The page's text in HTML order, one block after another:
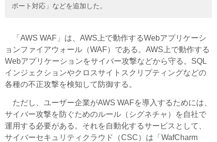
ポート対応」などを追加した。
「AWS WAF」は、AWS上で動作するWebアプリケーシ
ョンファイアウォール（WAF）である。AWS上で動作する
Webアプリケーションをサイバー攻撃などから守る。SQL
インジェクションやクロスサイトスクリプティングなどの
各種の不正攻撃を検知して防御する。
ただし、ユーザー企業がAWS WAFを導入するためには、
サイバー攻撃を防ぐためのルール（シグネチャ）を自社で
運用する必要がある。それを自動化するサービスとして、
サイバーセキュリティクラウド（CSC）は「WafCharm